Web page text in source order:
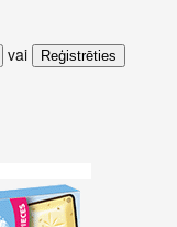
vai Reģistrēties